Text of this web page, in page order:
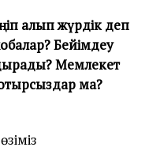
алып жүрдік деп
Бейімдеу
Мемлекет
ма?